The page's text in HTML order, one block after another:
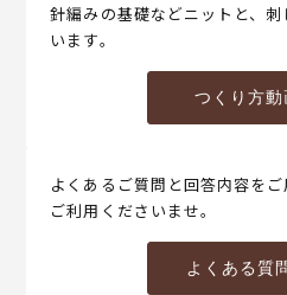
針編みの基礎などニットと、
います。
つくり方動
よくあるご質問と回答内容を
ご利用くださいませ。
よくある質